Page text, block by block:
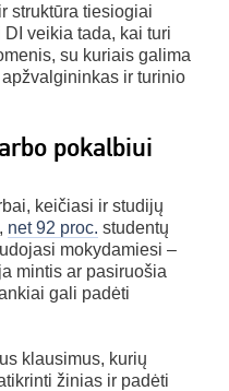
struktūra tiesiogiai
veikia tada, kai turi
su kuriais galima
ir turinio
pokalbiui
keičiasi ir studijų
net 92 proc. studentų
mokydamiesi –
mintis ar pasiruošia
gali padėti
klausimus, kurių
žinias ir padėti